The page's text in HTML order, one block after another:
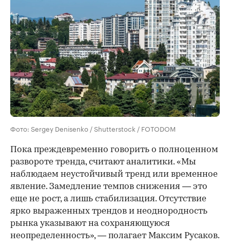
Фото: Sergey Denisenko / Shutterstock / FOTODOM
Пока преждевременно говорить о полноценном
развороте тренда, считают аналитики. «Мы
наблюдаем неустойчивый тренд или временное
явление. Замедление темпов снижения — это
еще не рост, а лишь стабилизация. Отсутствие
ярко выраженных трендов и неоднородность
рынка указывают на сохраняющуюся
неопределенность», — полагает Максим Русаков.